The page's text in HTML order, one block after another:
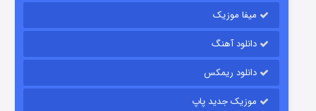
قسمت
میفا موزیک
دانلود آهنگ
دانلود ریمکس
موزیک جدید پاپ